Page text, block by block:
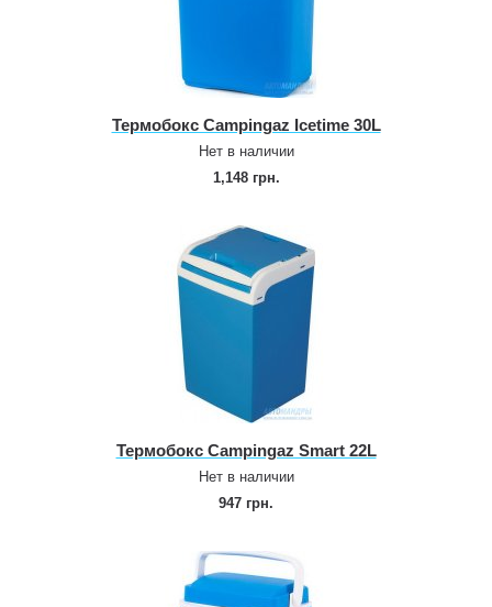
Термобокс Campingaz Icetime 30L
Нет в наличии
1,148 грн.
Термобокс Campingaz Smart 22L
Нет в наличии
947 грн.